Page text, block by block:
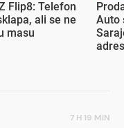
Flip8: Telefon
ali se ne
masu
Auto
7 H 19 MIN